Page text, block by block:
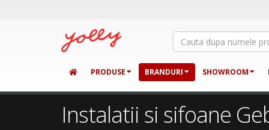
PRODUSE BRANDURI SHOWROOM
Instalatii si sifoane